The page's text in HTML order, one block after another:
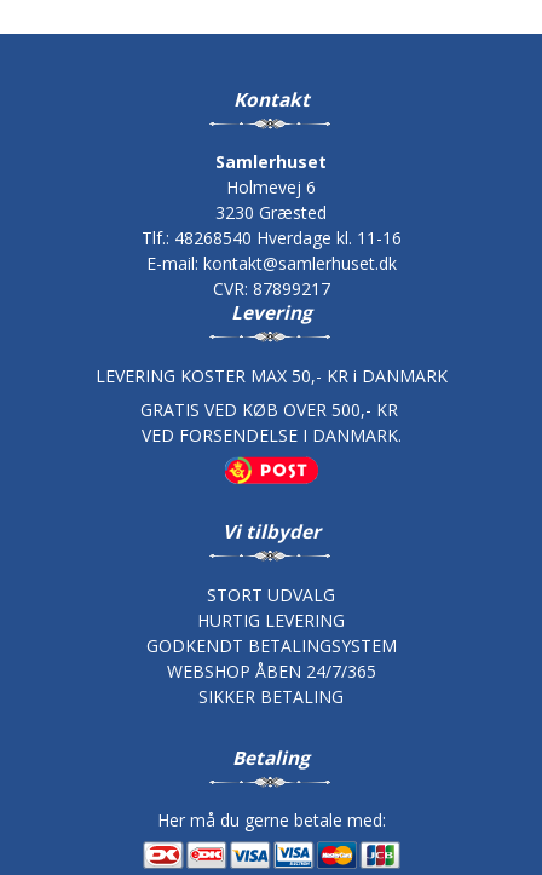
Kontakt
Samlerhuset
Holmevej 6
3230 Græsted
Tlf.: 48268540 Hverdage kl. 11-16
E-mail: kontakt@samlerhuset.dk
CVR: 87899217
Levering
LEVERING KOSTER MAX 50,- KR i DANMARK
GRATIS VED KØB OVER 500,- KR
VED FORSENDELSE I DANMARK.
Vi tilbyder
STORT UDVALG
HURTIG LEVERING
GODKENDT BETALINGSYSTEM
WEBSHOP ÅBEN 24/7/365
SIKKER BETALING
Betaling
Her må du gerne betale med: